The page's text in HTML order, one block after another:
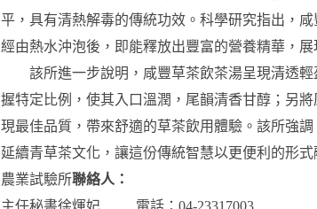
平，具有清熱解毒的傳統功效。科學研究指出，咸
經由熱水沖泡後，即能釋放出豐富的營養精華，
該所進一步說明，咸豐草茶飲茶湯呈現清透輕
握特定比例，使其入口溫潤，尾韻清香甘醇；另
現最佳品質，帶來舒適的草茶飲用體驗。該所強
延續青草茶文化，讓這份傳統智慧以更便利的形
農業試驗所聯絡人：
主任秘書徐煇妃電話：04-23317003